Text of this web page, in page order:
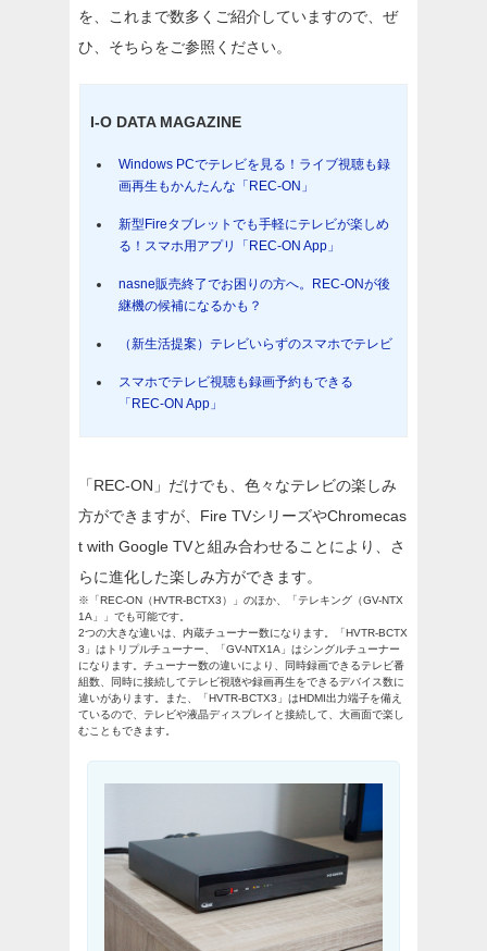
を、これまで数多くご紹介していますので、ぜ
ひ、そちらをご参照ください。
I-O DATA MAGAZINE
Windows PCでテレビを見る！ライブ視聴も録
画再生もかんたんな「REC-ON」
新型Fireタブレットでも手軽にテレビが楽しめ
る！スマホ用アプリ「REC-ON App」
nasne販売終了でお困りの方へ。REC-ONが後
継機の候補になるかも？
（新生活提案）テレビいらずのスマホでテレビ
スマホでテレビ視聴も録画予約もできる
「REC-ON App」
「REC-ON」だけでも、色々なテレビの楽しみ
方ができますが、Fire TVシリーズやChromecas
t with Google TVと組み合わせることにより、さ
らに進化した楽しみ方ができます。
※「REC-ON（HVTR-BCTX3）」のほか、「テレキング（GV-NTX
1A」」でも可能です。
2つの大きな違いは、内蔵チューナー数になります。「HVTR-BCTX
3」はトリプルチューナー、「GV-NTX1A」はシングルチューナー
になります。チューナー数の違いにより、同時録画できるテレビ番
組数、同時に接続してテレビ視聴や録画再生をできるデバイス数に
違いがあります。また、「HVTR-BCTX3」はHDMI出力端子を備え
ているので、テレビや液晶ディスプレイと接続して、大画面で楽し
むこともできます。